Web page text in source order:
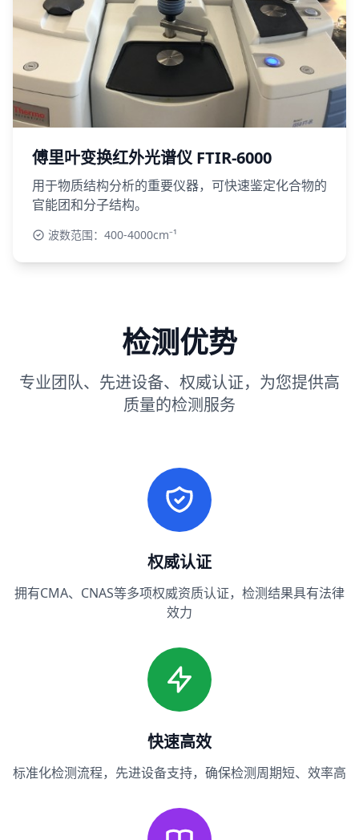
傅里叶变换红外光谱仪 FTIR-6000
用于物质结构分析的重要仪器，可快速鉴定化合物的
官能团和分子结构。
波数范围：400-4000cm⁻¹
检测优势
专业团队、先进设备、权威认证，为您提供高
质量的检测服务
权威认证
拥有CMA、CNAS等多项权威资质认证，检测结果具有法律
效力
快速高效
标准化检测流程，先进设备支持，确保检测周期短、效率高